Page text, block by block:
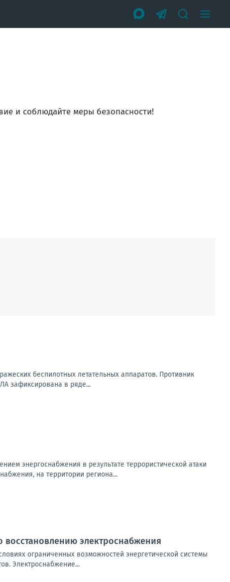
и соблюдайте меры безопасности!
беспилотных летательных аппаратов. Противник
зафиксирована в ряде...
энергоснабжения в результате террористической атаки
на территории региона...
электроснабжения
ограниченных возможностей энергетической системы
Электроснабжение...